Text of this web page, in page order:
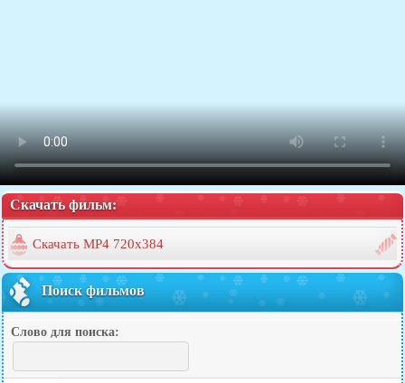
Скачать фильм:
Скачать MP4 720x384
Поиск фильмов
Слово для поиска: